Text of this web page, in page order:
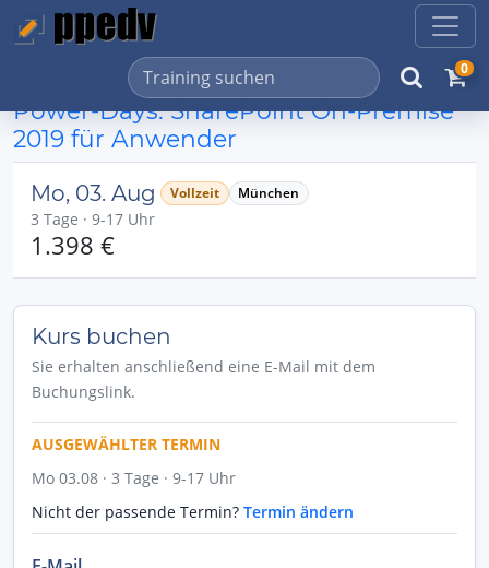
0
Power-Days: SharePoint On-Premise
2019 für Anwender
Mo, 03. Aug Vollzeit München
3 Tage · 9-17 Uhr
1.398 €
Kurs buchen
Sie erhalten anschließend eine E-Mail mit dem
Buchungslink.
AUSGEWÄHLTER TERMIN
Mo 03.08 · 3 Tage · 9-17 Uhr
Nicht der passende Termin? Termin ändern